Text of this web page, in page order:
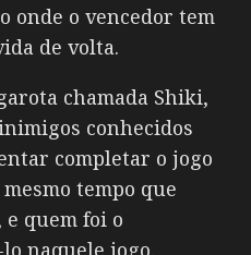
onde o vencedor tem
de volta.
chamada Shiki,
conhecidos
completar o jogo
tempo que
quem foi o
naquele jogo.